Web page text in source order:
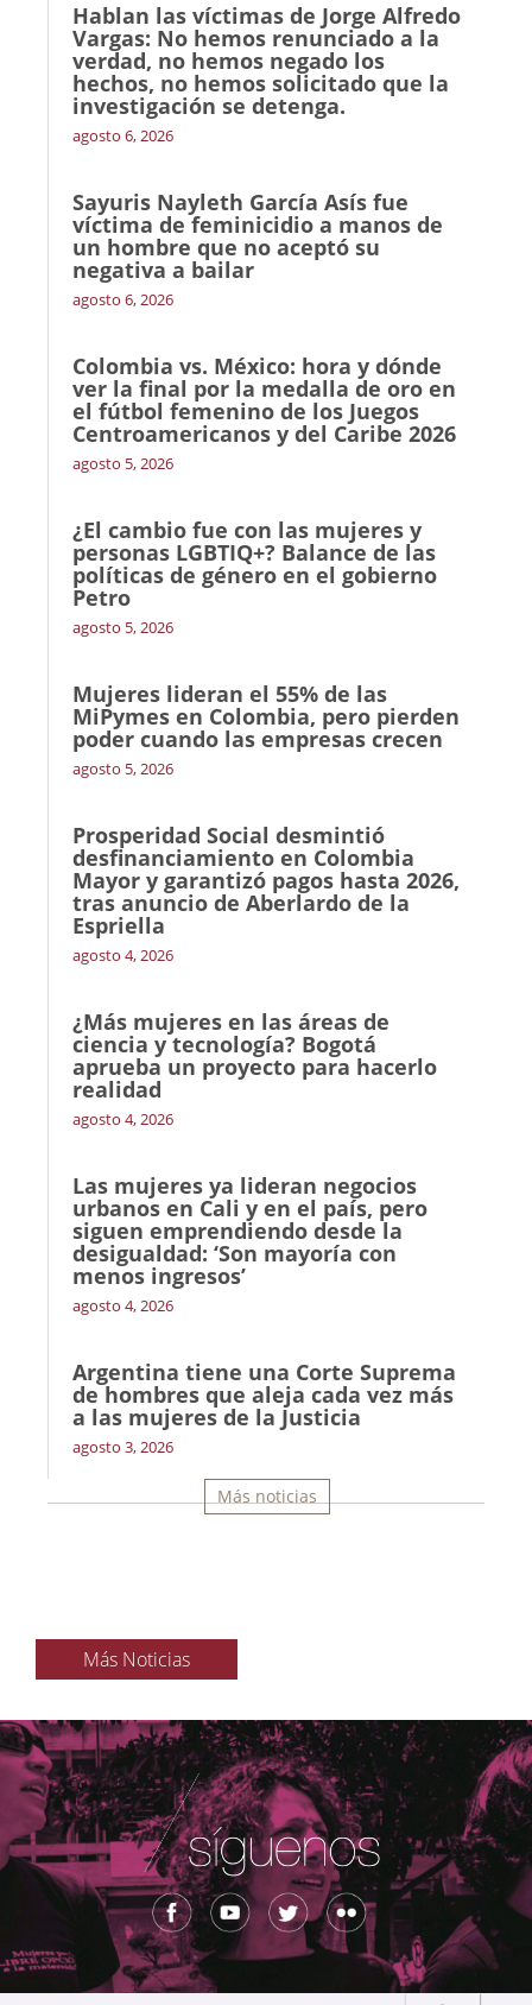
Hablan las víctimas de Jorge Alfredo
Vargas: No hemos renunciado a la
verdad, no hemos negado los
hechos, no hemos solicitado que la
investigación se detenga.
agosto 6, 2026
Sayuris Nayleth García Asís fue
víctima de feminicidio a manos de
un hombre que no aceptó su
negativa a bailar
agosto 6, 2026
Colombia vs. México: hora y dónde
ver la final por la medalla de oro en
el fútbol femenino de los Juegos
Centroamericanos y del Caribe 2026
agosto 5, 2026
¿El cambio fue con las mujeres y
personas LGBTIQ+? Balance de las
políticas de género en el gobierno
Petro
agosto 5, 2026
Mujeres lideran el 55% de las
MiPymes en Colombia, pero pierden
poder cuando las empresas crecen
agosto 5, 2026
Prosperidad Social desmintió
desfinanciamiento en Colombia
Mayor y garantizó pagos hasta 2026,
tras anuncio de Aberlardo de la
Espriella
agosto 4, 2026
¿Más mujeres en las áreas de
ciencia y tecnología? Bogotá
aprueba un proyecto para hacerlo
realidad
agosto 4, 2026
Las mujeres ya lideran negocios
urbanos en Cali y en el país, pero
siguen emprendiendo desde la
desigualdad: ‘Son mayoría con
menos ingresos’
agosto 4, 2026
Argentina tiene una Corte Suprema
de hombres que aleja cada vez más
a las mujeres de la Justicia
agosto 3, 2026
Más noticias
Más Noticias